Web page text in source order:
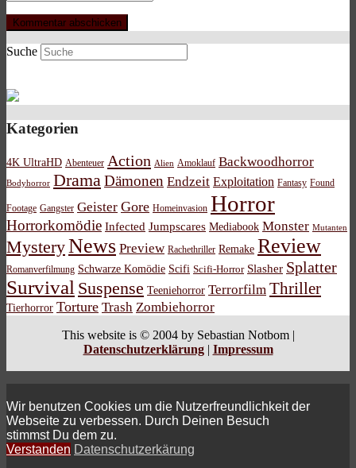
Suche
Kategorien
4K UltraHD Abenteuer Action Alien Amoklauf Backwoodhorror
Bodyhorror DramaDämonen Endzeit Exploitation Fantasy Found
Footage Gangster Geister Gore Homeinvasion Horror
Horrorkomödie Infected Jumpscares Mediabook Monster Mutanten
MysteryNews Preview Rachethriller Remake Review
Romanverfilmung Schwarze Komödie Scifi Scifi-Horror Slasher Splatter
Survival Suspense Teeniehorror Terrorfilm Thriller
Tierhorror Torture Trash Zombiehorror
This website is © 2004 by Sebastian Notbom |
Datenschutzerklärung| Impressum
Wir benutzen Cookies um die Nutzerfreundlichkeit der
Webseite zu verbessen. Durch Deinen Besuch
stimmst Du dem zu.
Verstanden Datenschutzerkärung